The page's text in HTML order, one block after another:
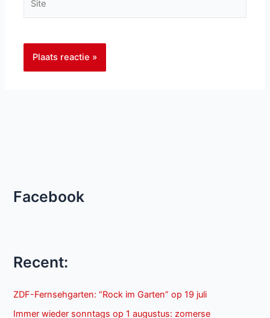
Facebook
Recent:
ZDF-Fernsehgarten: “Rock im Garten” op 19 juli
Immer wieder sonntags op 1 augustus: zomerse